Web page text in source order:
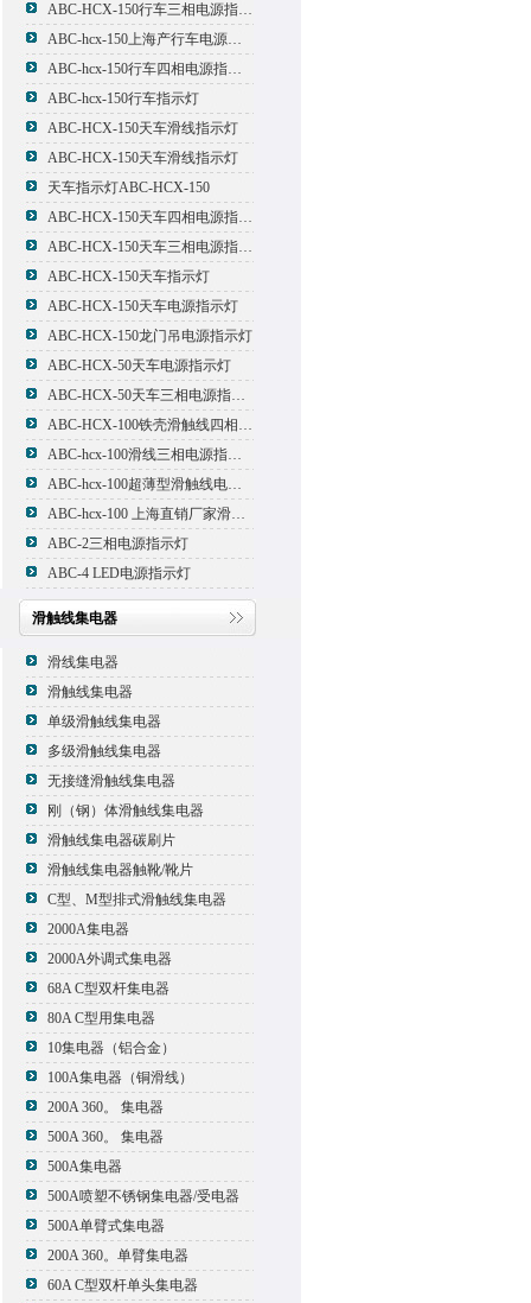
ABC-HCX-150行车三相电源指示灯
ABC-hcx-150上海产行车电源指示灯
ABC-hcx-150行车四相电源指示灯
ABC-hcx-150行车指示灯
ABC-HCX-150天车滑线指示灯
ABC-HCX-150天车滑线指示灯
天车指示灯ABC-HCX-150
ABC-HCX-150天车四相电源指示灯
ABC-HCX-150天车三相电源指示灯
ABC-HCX-150天车指示灯
ABC-HCX-150天车电源指示灯
ABC-HCX-150龙门吊电源指示灯
ABC-HCX-50天车电源指示灯
ABC-HCX-50天车三相电源指示灯
ABC-HCX-100铁壳滑触线四相电源指示灯
ABC-hcx-100滑线三相电源指示灯
ABC-hcx-100超薄型滑触线电源指示灯
ABC-hcx-100 上海直销厂家滑触线指示灯
ABC-2三相电源指示灯
ABC-4 LED电源指示灯
滑触线集电器
滑线集电器
滑触线集电器
单级滑触线集电器
多级滑触线集电器
无接缝滑触线集电器
刚（钢）体滑触线集电器
滑触线集电器碳刷片
滑触线集电器触靴/靴片
C型、M型排式滑触线集电器
2000A集电器
2000A外调式集电器
68A C型双杆集电器
80A C型用集电器
10集电器（铝合金）
100A集电器（铜滑线）
200A 360。 集电器
500A 360。 集电器
500A集电器
500A喷塑不锈钢集电器/受电器
500A单臂式集电器
200A 360。单臂集电器
60A C型双杆单头集电器